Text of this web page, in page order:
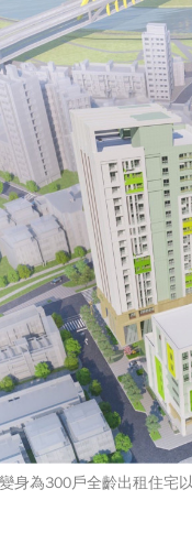
身為300戶全齡出租住宅